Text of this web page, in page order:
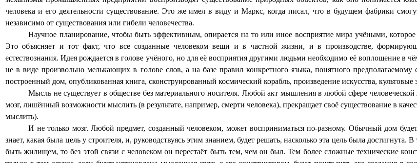
человека и его деятельности существование. Это же имел в виду и Маркс, когда писал, что в будущем фабрики
независимо от существования или гибели человечества.
Научное планирование, чтобы быть эффективным, опирается на то или иное восприятие мира учёными,
Это объясняет и тот факт, что все созданные человеком вещи и в частной жизни, и в производстве,
естествознания. Идея рождается в голове учёного, но для её восприятия другими людьми необходимо её воплощение в
не в виде произвольно мелькающих в голове слов, а на базе правил конкретного языка, понятного
построенный дом, опубликованная книга, сконструированный космический корабль, произведение искусства, культовые
Мысль не существует в обществе без материального носителя. Любой акт мышления в любой сфере
мозг, лишённый возможности мыслить (в результате, например, смерти человека), прекращает своё существование в
мыслить).
И не только мозг. Любой предмет, созданный человеком, может восприниматься по-разному. Обычный дом
знает, какая была цель у строителя, и, руководствуясь этим знанием, будет решать, насколько эта цель была
быть жилищем, то без этой связи с человеком он перестаёт быть тем, чем он был. Тем более сложные технические